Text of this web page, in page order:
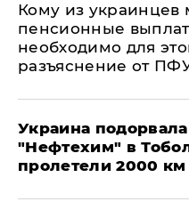
Кому из украинцев
пенсионные
необходимо для
разъяснение от
Украина
"Нефтехим" в
пролетели 2000 км